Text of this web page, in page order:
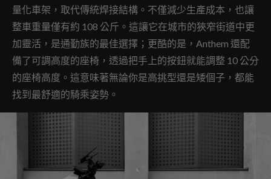
量化車架，取代傳統焊接結構。不僅減少生產成本，也讓
整車重量僅有約 108 公斤。這讓它在城市的狹窄街道中更
加靈活，是通勤族的最佳選擇；更酷的是，Anthem 還配
備了可調高度的座椅，透過把手上的按鈕就能調整 10 公分
的座椅高度。這意味著無論你是高挑型還是矮個子，都能
找到最舒適的騎乘姿勢。